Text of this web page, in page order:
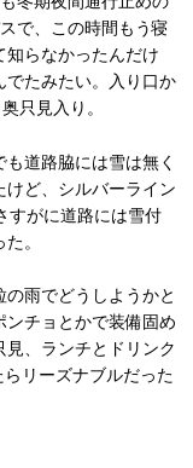
で、この時間もう寝
らなかったんだけ
でたみたい。入り口か
只見入り。
道路脇には雪は無く
ど、シルバーライン
すがに道路には雪付
。
雨でどうしようかと
チョとかで装備固め
、ランチとドリンク
リーズナブルだった